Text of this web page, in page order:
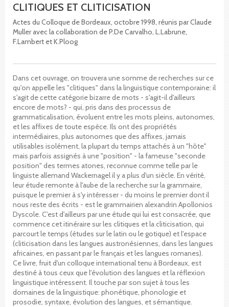
CLITIQUES ET CLITICISATION
Actes du Colloque de Bordeaux, octobre 1998, réunis par Claude
Muller avec la collaboration de P.De Carvalho, L.Labrune,
F.Lambert et K.Ploog
Dans cet ouvrage, on trouvera une somme de recherches sur ce
qu'on appelle les "clitiques" dans la linguistique contemporaine: il
s'agit de cette catégorie bizarre de mots - s'agit-il d'ailleurs
encore de mots? - qui, pris dans des processus de
grammaticalisation, évoluent entre les mots pleins, autonomes,
et les affixes de toute espèce. Ils ont des propriétés
intermédiaires, plus autonomes que des affixes, jamais
utilisables isolément, la plupart du temps attachés à un "hôte"
mais parfois assignés à une "position" - la fameuse "seconde
position" des termes atones, reconnue comme telle par le
linguiste allemand Wackernagel il y a plus d'un siècle. En vérité,
leur étude remonte à l'aube de la recherche sur la grammaire,
puisque le premier à s'y intéresser - du moins le premier dont il
nous reste des écrits - est le grammairien alexandrin Apollonios
Dyscole. C'est d'ailleurs par une étude qui lui est consacrée, que
commence cet itinéraire sur les clitiques et la cliticisation, qui
parcourt le temps (études sur le latin ou le gotique) et l'espace
(cliticisation dans les langues austronésiennes, dans les langues
africaines, en passant par le français et les langues romanes).
Ce livre, fruit d'un colloque international tenu à Bordeaux, est
destiné à tous ceux que l'évolution des langues et la réflexion
linguistique intéressent. Il touche par son sujet à tous les
domaines de la linguistique: phonétique, phonologie et
prosodie, syntaxe, évolution des langues, et sémantique.